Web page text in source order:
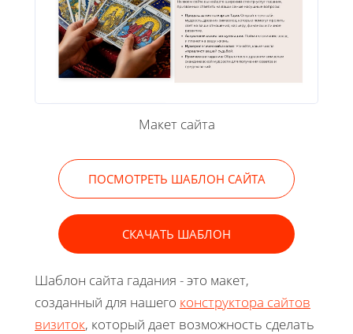
Макет сайта
ПОСМОТРЕТЬ ШАБЛОН САЙТА
СКАЧАТЬ ШАБЛОН
Шаблон сайта гадания - это макет,
созданный для нашего конструктора сайтов
визиток, который дает возможность сделать